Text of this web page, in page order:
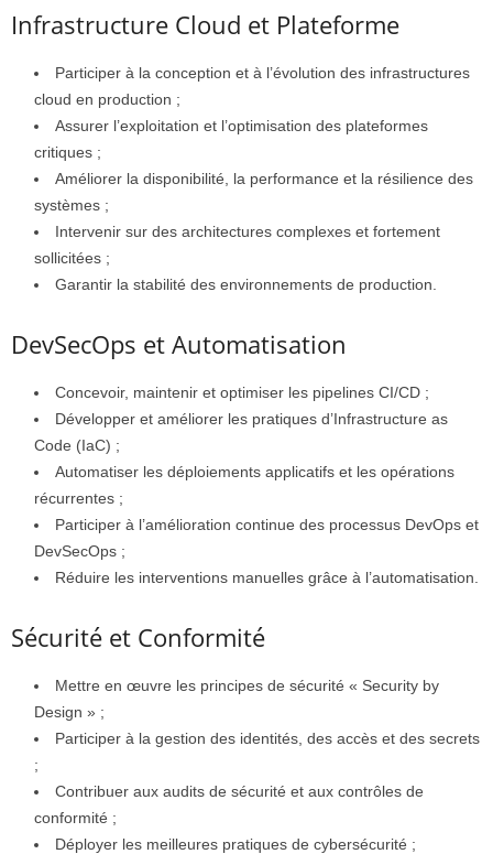
Infrastructure Cloud et Plateforme
Participer à la conception et à l’évolution des infrastructures
cloud en production ;
Assurer l’exploitation et l’optimisation des plateformes
critiques ;
Améliorer la disponibilité, la performance et la résilience des
systèmes ;
Intervenir sur des architectures complexes et fortement
sollicitées ;
Garantir la stabilité des environnements de production.
DevSecOps et Automatisation
Concevoir, maintenir et optimiser les pipelines CI/CD ;
Développer et améliorer les pratiques d’Infrastructure as
Code (IaC) ;
Automatiser les déploiements applicatifs et les opérations
récurrentes ;
Participer à l’amélioration continue des processus DevOps et
DevSecOps ;
Réduire les interventions manuelles grâce à l’automatisation.
Sécurité et Conformité
Mettre en œuvre les principes de sécurité « Security by
Design » ;
Participer à la gestion des identités, des accès et des secrets
;
Contribuer aux audits de sécurité et aux contrôles de
conformité ;
Déployer les meilleures pratiques de cybersécurité ;